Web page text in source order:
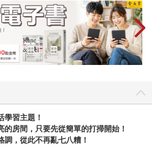
學習主題！
的房間，只要先從簡單的打掃開始！
調，從此不再亂七八糟！